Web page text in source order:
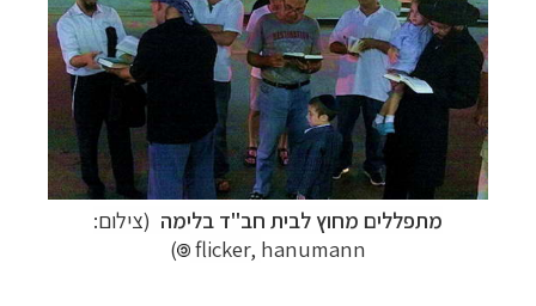
מתפללים מחוץ לבית חב"ד בלימה (צילום:
flicker, hanumann
)